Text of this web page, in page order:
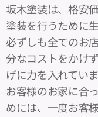
坂木塗装は、格安
塗装を行うために
必ずしも全てのお
分なコストをかけ
げに力を入れていま
お客様のお家に合
めには、一度お客